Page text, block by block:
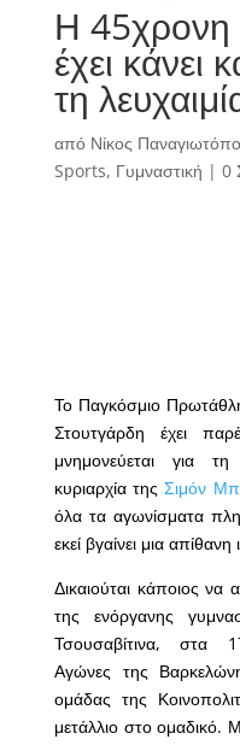
Η 45χρονη
έχει κάνει
τη
από Νίκος
Sports, Γυμναστική | 0
Το Παγκόσμιο
Στουτγάρδη έχει
μνημονεύεται για
κυριαρχία της Σιμόν
όλα τα αγωνίσματα
εκεί βγαίνει μια
Δικαιούται κάποιος να
της ενόργανης
Τσουσαβίτινα, στα
Αγώνες της
ομάδας της
μετάλλιο στο ομαδικό.